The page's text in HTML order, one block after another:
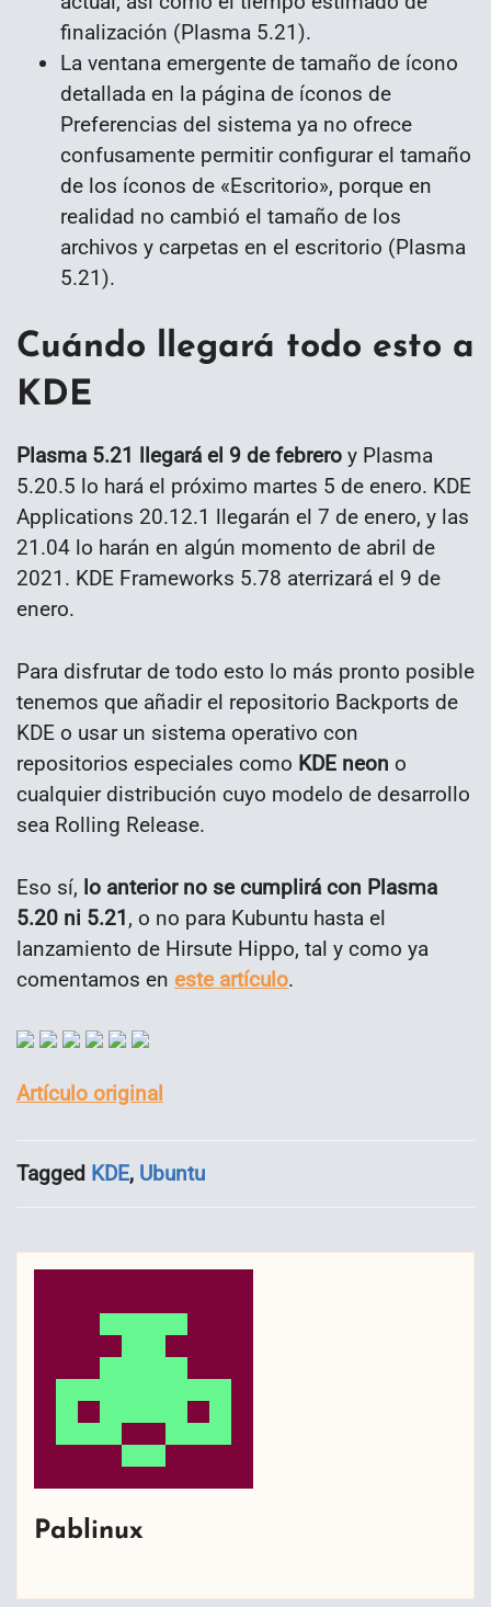
finalización (Plasma 5.21).
La ventana emergente de tamaño de ícono
detallada en la página de íconos de
Preferencias del sistema ya no ofrece
confusamente permitir configurar el tamaño
de los íconos de «Escritorio», porque en
realidad no cambió el tamaño de los
archivos y carpetas en el escritorio (Plasma
5.21).
Cuándo llegará todo esto a
KDE
Plasma 5.21 llegará el 9 de febrero y Plasma
5.20.5 lo hará el próximo martes 5 de enero. KDE
Applications 20.12.1 llegarán el 7 de enero, y las
21.04 lo harán en algún momento de abril de
2021. KDE Frameworks 5.78 aterrizará el 9 de
enero.
Para disfrutar de todo esto lo más pronto posible
tenemos que añadir el repositorio Backports de
KDE o usar un sistema operativo con
repositorios especiales como KDE neon o
cualquier distribución cuyo modelo de desarrollo
sea Rolling Release.
Eso sí, lo anterior no se cumplirá con Plasma
5.20 ni 5.21, o no para Kubuntu hasta el
lanzamiento de Hirsute Hippo, tal y como ya
comentamos en este artículo.
Artículo original
Tagged KDE, Ubuntu
Pablinux